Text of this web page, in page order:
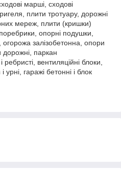
марші, сходові
плити тротуару, дорожні
мереж, плити (кришки)
опорні подушки,
огорожа залізобетонна, опори
дорожні, паркан
вентиляційні блоки,
урні, гаражі бетонні і блок